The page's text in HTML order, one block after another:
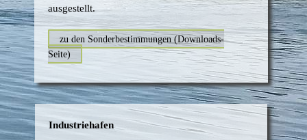
ausgestellt.
zu den Sonderbestimmungen (Downloads-
Seite)
Industriehafen